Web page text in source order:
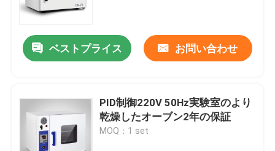
ベストプライス お問い合わせ
PID制御220V 50Hz実験室のより
乾燥したオーブン2年の保証
MOQ：1 set